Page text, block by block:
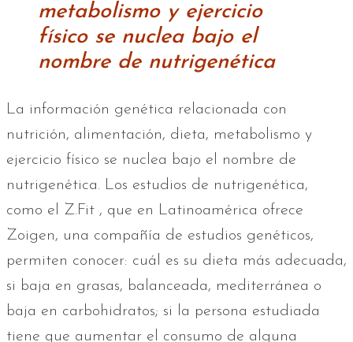
metabolismo y ejercicio
físico se nuclea bajo el
nombre de nutrigenética
La información genética relacionada con
nutrición, alimentación, dieta, metabolismo y
ejercicio físico se nuclea bajo el nombre de
nutrigenética. Los estudios de nutrigenética,
como el Z.Fit , que en Latinoamérica ofrece
Zoigen, una compañía de estudios genéticos,
permiten conocer: cuál es su dieta más adecuada,
si baja en grasas, balanceada, mediterránea o
baja en carbohidratos; si la persona estudiada
tiene que aumentar el consumo de alguna